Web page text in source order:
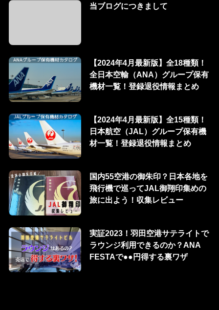
当ブログにつきまして
【2024年4月最新版】全18種類！
全日本空輸（ANA）グループ保有
機材一覧！登録退役情報まとめ
【2024年4月最新版】全15種類！
日本航空（JAL）グループ保有機
材一覧！登録退役情報まとめ
国内55空港の御朱印？日本各地を
飛行機で巡ってJAL御翔印集めの
旅に出よう！収集レビュー
実証2023！羽田空港サテライトで
ラウンジ利用できるのか？ANA
FESTAで●●円得する裏ワザ